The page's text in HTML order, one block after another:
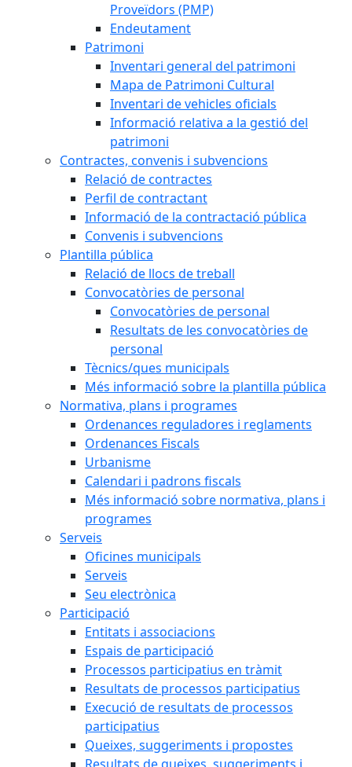
Proveïdors (PMP)
Endeutament
Patrimoni
Inventari general del patrimoni
Mapa de Patrimoni Cultural
Inventari de vehicles oficials
Informació relativa a la gestió del
patrimoni
Contractes, convenis i subvencions
Relació de contractes
Perfil de contractant
Informació de la contractació pública
Convenis i subvencions
Plantilla pública
Relació de llocs de treball
Convocatòries de personal
Convocatòries de personal
Resultats de les convocatòries de
personal
Tècnics/ques municipals
Més informació sobre la plantilla pública
Normativa, plans i programes
Ordenances reguladores i reglaments
Ordenances Fiscals
Urbanisme
Calendari i padrons fiscals
Més informació sobre normativa, plans i
programes
Serveis
Oficines municipals
Serveis
Seu electrònica
Participació
Entitats i associacions
Espais de participació
Processos participatius en tràmit
Resultats de processos participatius
Execució de resultats de processos
participatius
Queixes, suggeriments i propostes